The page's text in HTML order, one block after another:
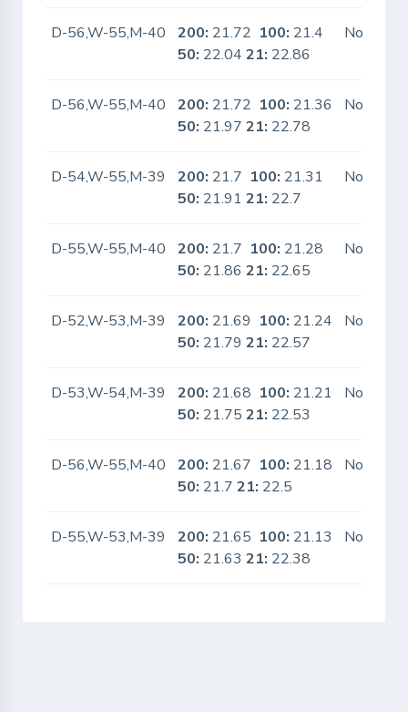
D-56,W-55,M-40 200: 21.72 100: 21.4
50: 22.0421: 22.86
No
D-56,W-55,M-40 200: 21.72 100: 21.36
50: 21.9721: 22.78
No
D-54,W-55,M-39 200: 21.7 100: 21.31
50: 21.9121: 22.7
No
D-55,W-55,M-40 200: 21.7 100: 21.28
50: 21.8621: 22.65
No
D-52,W-53,M-39 200: 21.69 100: 21.24
50: 21.7921: 22.57
No
D-53,W-54,M-39 200: 21.68 100: 21.21
50: 21.7521: 22.53
No
D-56,W-55,M-40 200: 21.67 100: 21.18
50: 21.721: 22.5
No
D-55,W-53,M-39 200: 21.65 100: 21.13
50: 21.6321: 22.38
No